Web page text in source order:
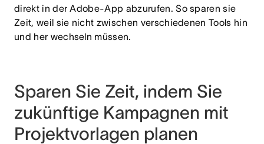
direkt in der Adobe-App abzurufen. So sparen sie
Zeit, weil sie nicht zwischen verschiedenen Tools hin
und her wechseln müssen.
Sparen Sie Zeit, indem Sie
zukünftige Kampagnen mit
Projektvorlagen planen